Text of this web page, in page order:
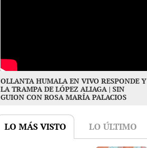
OLLANTA HUMALA EN VIVO RESPONDE Y
LA TRAMPA DE LÓPEZ ALIAGA | SIN
GUION CON ROSA MARÍA PALACIOS
LO MÁS VISTO LO ÚLTIMO